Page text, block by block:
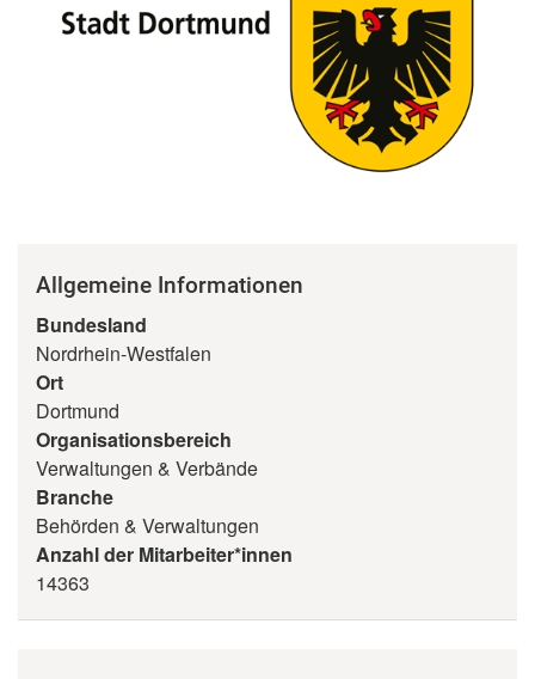
Allgemeine Informationen
Bundesland
Nordrhein-Westfalen
Ort
Dortmund
Organisationsbereich
Verwaltungen & Verbände
Branche
Behörden & Verwaltungen
Anzahl der Mitarbeiter*innen
14363